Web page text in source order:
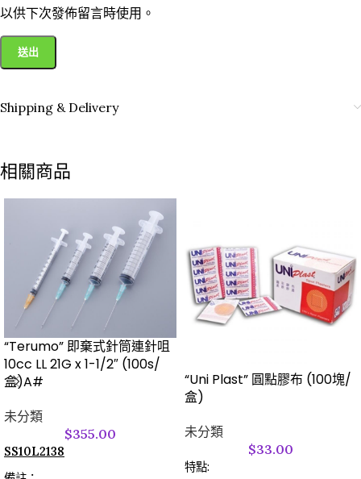
以供下次發佈留言時使用。
Shipping & Delivery
相關商品
“Terumo” 即棄式針筒連針咀
10cc LL 21G x 1-1/2″ (100s/
盒)A#
未分類
$355.00
SS10L2138
“Uni Plast” 圓點膠布 (100塊/
盒)
未分類
$33.00
特點: